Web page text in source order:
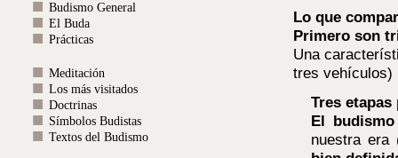
Lo que
Primero son
Una
tres vehículos)
Tres
El budismo
nuestra
Budismo General
El Buda
Prácticas
Meditación
Los más visitados
Doctrinas
Símbolos Budistas
Textos del Budismo